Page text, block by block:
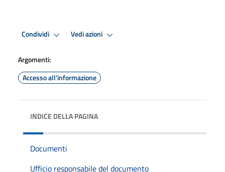
Condividi Vedi azioni
Argomenti:
Accesso all'informazione
INDICE DELLA PAGINA
Documenti
Ufficio responsabile del documento